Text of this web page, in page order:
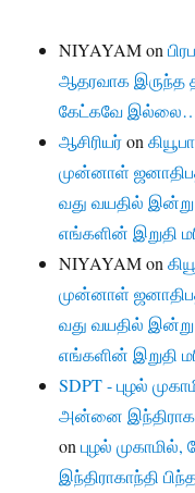
NIYAYAMon
ஆதரவாக இருந்த
கேட்கவே இல்லை…
ஆசிரியர்on
முன்னாள்
வது வயதில் இன்று
எங்களின் இறுதி
NIYAYAMon
முன்னாள்
வது வயதில் இன்று
எங்களின் இறுதி
SDPT - புழல்
அன்னை
onபுழல்
இந்திராகாந்தி